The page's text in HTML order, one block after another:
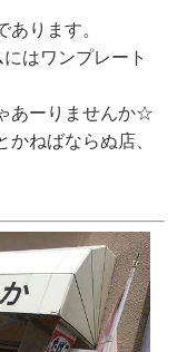
ります。
はワンプレート
あーりませんか☆
ねばならぬ店、